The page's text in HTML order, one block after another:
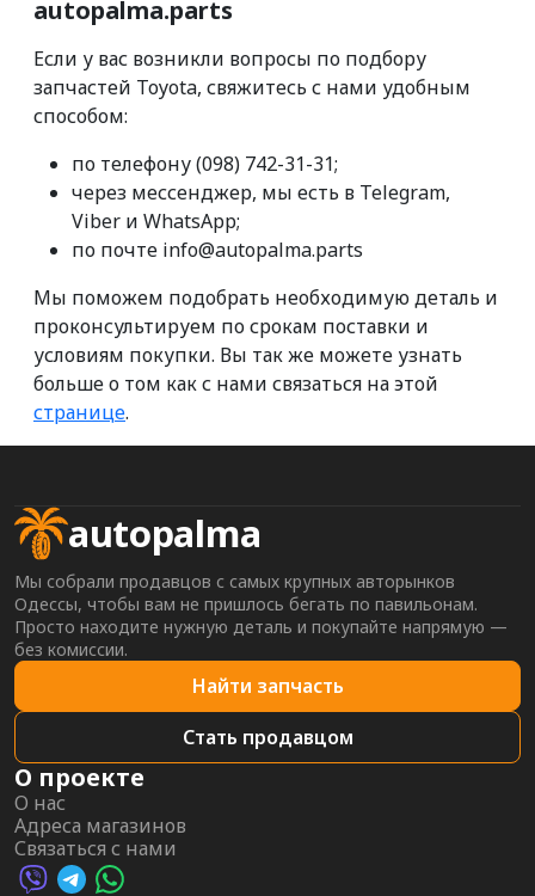
autopalma.parts
Если у вас возникли вопросы по подбору
запчастей Toyota, свяжитесь с нами удобным
способом:
по телефону (098) 742-31-31;
через мессенджер, мы есть в Telegram,
Viber и WhatsApp;
по почте info@autopalma.parts
Мы поможем подобрать необходимую деталь и
проконсультируем по срокам поставки и
условиям покупки. Вы так же можете узнать
больше о том как с нами связаться на этой
странице.
autopalma
Мы собрали продавцов с самых крупных авторынков
Одессы, чтобы вам не пришлось бегать по павильонам.
Просто находите нужную деталь и покупайте напрямую —
без комиссии.
Найти запчасть
Стать продавцом
О проекте
О нас
Адреса магазинов
Связаться с нами